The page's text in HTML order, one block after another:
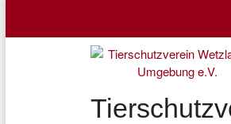
content